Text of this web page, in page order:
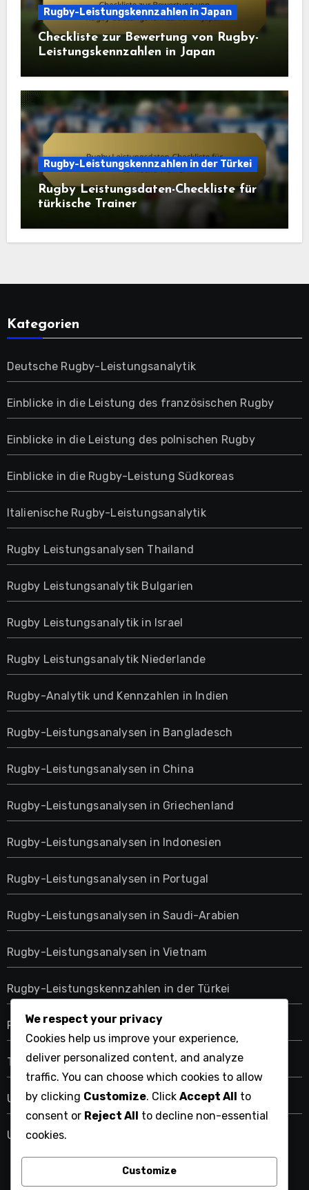
Rugby-Leistungskennzahlen in Japan
Checkliste zur Bewertung von Rugby-
Leistungskennzahlen in Japan
Rugby-Leistungskennzahlen in der Türkei
Rugby Leistungsdaten-Checkliste für
türkische Trainer
Kategorien
Deutsche Rugby-Leistungsanalytik
Einblicke in die Leistung des französischen Rugby
Einblicke in die Leistung des polnischen Rugby
Einblicke in die Rugby-Leistung Südkoreas
Italienische Rugby-Leistungsanalytik
Rugby Leistungsanalysen Thailand
Rugby Leistungsanalytik Bulgarien
Rugby Leistungsanalytik in Israel
Rugby Leistungsanalytik Niederlande
Rugby-Analytik und Kennzahlen in Indien
Rugby-Leistungsanalysen in Bangladesch
Rugby-Leistungsanalysen in China
Rugby-Leistungsanalysen in Griechenland
Rugby-Leistungsanalysen in Indonesien
Rugby-Leistungsanalysen in Portugal
Rugby-Leistungsanalysen in Saudi-Arabien
Rugby-Leistungsanalysen in Vietnam
Rugby-Leistungskennzahlen in der Türkei
Rugby-Leistungskennzahlen in Japan
Tschechische Rugby-Leistungsanalytik
Ukrainische Rugby-Leistungsanalysen
Ungarische Rugby-Leistungsanalysen
We respect your privacy
Cookies help us improve your experience,
deliver personalized content, and analyze
traffic. You can choose which cookies to allow
by clicking Customize. Click Accept All to
consent or Reject All to decline non-essential
cookies.
Customize